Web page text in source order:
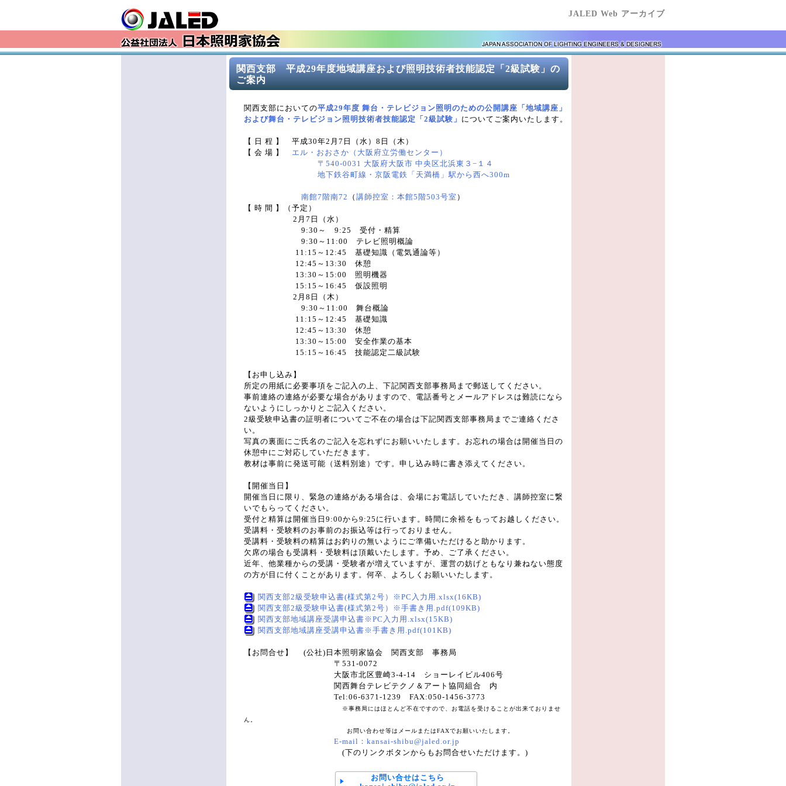
JALED Web アーカイブ
関西支部 平成29年度地域講座および照明技術者技能認定「2級試験」の
ご案内
関西支部においての平成29年度 舞台・テレビジョン照明のための公開講座「地域講座」
および舞台・テレビジョン照明技術者技能認定「2級試験」 についてご案内いたします。
【 日 程 】 平成30年2月7日（水）8日（木）
【 会 場 】 エル・おおさか（大阪府立労働センター）
〒540-0031 大阪府大阪市 中央区北浜東３−１４
地下鉄谷町線・京阪電鉄「天満橋」駅から西へ300m
南館7階南72 （ 講師控室：本館5階503号室 ）
【 時 間 】（予定）
2月7日（水）
9:30～ 9:25 受付・精算
9:30～11:00 テレビ照明概論
11:15～12:45 基礎知識（電気通論等）
12:45～13:30 休憩
13:30～15:00 照明機器
15:15～16:45 仮設照明
2月8日（木）
9:30～11:00 舞台概論
11:15～12:45 基礎知識
12:45～13:30 休憩
13:30～15:00 安全作業の基本
15:15～16:45 技能認定二級試験
【お申し込み】
所定の用紙に必要事項をご記入の上、下記関西支部事務局まで郵送してください。
事前連絡の連絡が必要な場合がありますので、電話番号とメールアドレスは難読になら
ないようにしっかりとご記入ください。
2級受験申込書の証明者についてご不在の場合は下記関西支部事務局までご連絡くださ
い。
写真の裏面にご氏名のご記入を忘れずにお願いいたします。お忘れの場合は開催当日の
休憩中にご対応していただきます。
教材は事前に発送可能（送料別途）です。申し込み時に書き添えてください。
【開催当日】
開催当日に限り、緊急の連絡がある場合は、会場にお電話していただき、講師控室に繋
いでもらってください。
受付と精算は開催当日9:00から9:25に行います。時間に余裕をもってお越しください。
受講料・受験料のお事前のお振込等は行っておりません。
受講料・受験料の精算はお釣りの無いようにご準備いただけると助かります。
欠席の場合も受講料・受験料は頂戴いたします。予め、ご了承ください。
近年、他業種からの受講・受験者が増えていますが、運営の妨げともなり兼ねない態度
の方が目に付くことがあります。何卒、よろしくお願いいたします。
関西支部2級受験申込書(様式第2号）※PC入力用.xlsx(16KB)
関西支部2級受験申込書(様式第2号）※手書き用.pdf(109KB)
関西支部地域講座受講申込書※PC入力用.xlsx(15KB)
関西支部地域講座受講申込書※手書き用.pdf(101KB)
【お問合せ】 (公社)日本照明家協会 関西支部 事務局
〒531-0072
大阪市北区豊崎3-4-14 ショーレイビル406号
関西舞台テレビテクノ＆アート協同組合 内
Tel:06-6371-1239 FAX:050-1456-3773
※事務局にはほとんど不在ですので、お電話を受けることが出来ておりませ
ん。
お問い合わせ等はメールまたはFAXでお願いいたします。
E-mail：kansai-shibu@jaled.or.jp
(下のリンクボタンからもお問合せいただけます。)
お問い合せはこちら